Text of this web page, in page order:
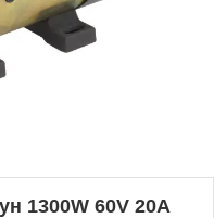
1300W 60V 20A